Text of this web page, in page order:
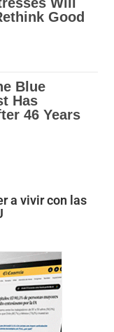
a vivir con las